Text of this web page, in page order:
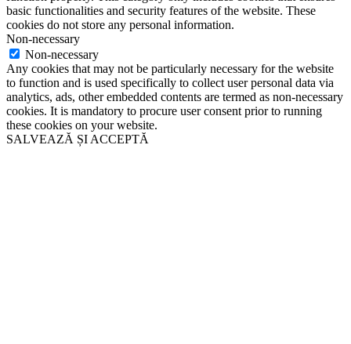
basic functionalities and security features of the website. These
cookies do not store any personal information.
Non-necessary
Non-necessary
Any cookies that may not be particularly necessary for the website
to function and is used specifically to collect user personal data via
analytics, ads, other embedded contents are termed as non-necessary
cookies. It is mandatory to procure user consent prior to running
these cookies on your website.
SALVEAZĂ ȘI ACCEPTĂ